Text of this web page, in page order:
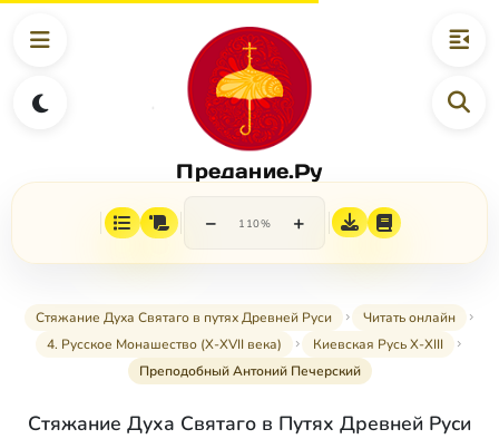
Предание.Ру
− 110% +
Стяжание Духа Святаго в путях Древней Руси
Читать онлайн
4. Русское Монашество (Х-ХVII века)
Киевская Русь Х-ХIII
Преподобный Антоний Печерский
Стяжание Духа Святаго в Путях Древней Руси